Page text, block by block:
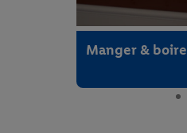
Manger & boire